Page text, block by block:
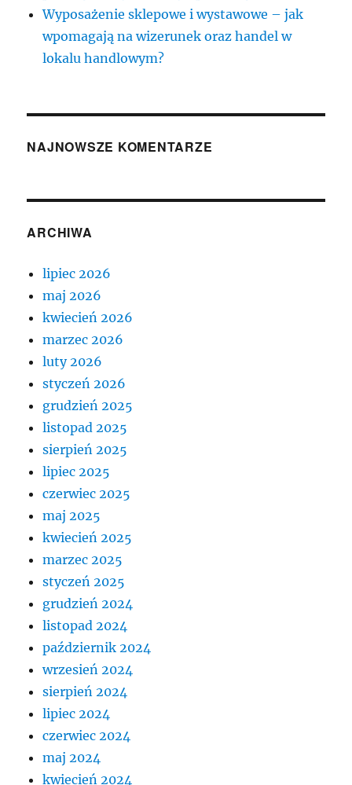
Wyposażenie sklepowe i wystawowe – jak
wpomagają na wizerunek oraz handel w
lokalu handlowym?
NAJNOWSZE KOMENTARZE
ARCHIWA
lipiec 2026
maj 2026
kwiecień 2026
marzec 2026
luty 2026
styczeń 2026
grudzień 2025
listopad 2025
sierpień 2025
lipiec 2025
czerwiec 2025
maj 2025
kwiecień 2025
marzec 2025
styczeń 2025
grudzień 2024
listopad 2024
październik 2024
wrzesień 2024
sierpień 2024
lipiec 2024
czerwiec 2024
maj 2024
kwiecień 2024